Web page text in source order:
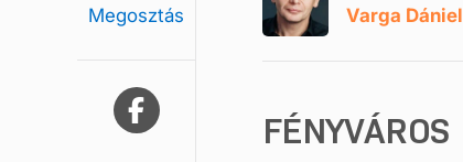
Megosztás Varga Dániel
FÉNYVÁROS